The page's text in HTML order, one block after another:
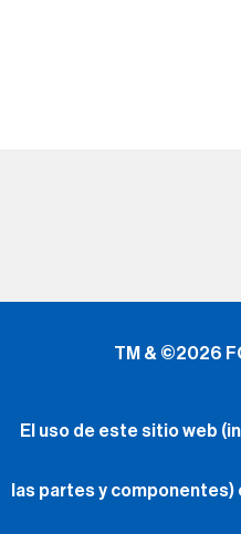
TM & ©2026
El uso de este sitio web
las partes y